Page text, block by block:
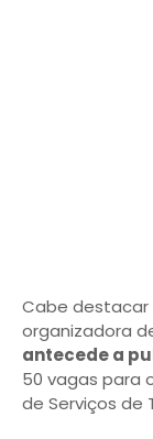
Cabe destacar
organizadora
antecede a
50 vagas para
de Serviços de